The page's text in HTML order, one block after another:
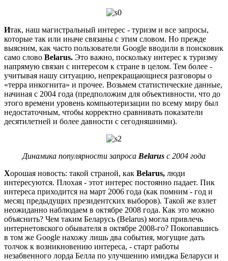
Итак, наш магистральный интерес - ту­ризм и все запросы,
которые так или ина­че связаны с этим словом. Но прежде
выяс­ним, как часто пользователи Google вводили в поисковик
само слово Belarus. Это важно, по­скольку интерес к туризму
напрямую связан с интересом к стране в целом. Тем более -
учи­тывая нашу ситуацию, непрекращающиеся раз­говоры о
«терра инкогнита» и прочее. Возьмем статистические данные,
начиная с 2004 года (предположим для объективности, что до
это­го времени уровень компьютеризации по все­му миру был
недостаточным, чтобы корректно сравнивать показатели
десятилетней и более давности с сегодняшними).
Динамика популярности запроса Belarus с 2004 года
Хорошая новость: такой страной, как Belarus, люди
интересуются. Плохая - этот интерес постоянно падает. Пик
интереса приходится на март 2006 года (как помним - год и
месяц предыдущих президентских выборов). Такой же взлет
неожиданно наблюдаем в октя­бре 2008 года. Как это можно
объяснить? Чем таким Беларусь (Belarus) могла привлечь
интер­нетовского обывателя в октябре 2008-го? Поко­павшись
в том же Google нахожу лишь два со­бытия, могущие дать
толчок к возникновению интереса, - старт работы
незабвенного лорда Белла по улучшению имиджа Беларуси и